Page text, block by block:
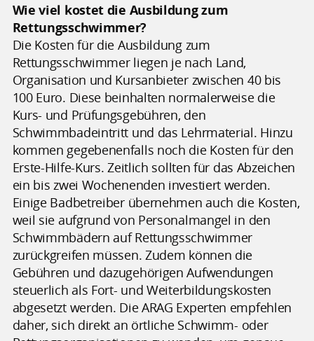
Wie viel kostet die Ausbildung zum
Rettungsschwimmer?
Die Kosten für die Ausbildung zum
Rettungsschwimmer liegen je nach Land,
Organisation und Kursanbieter zwischen 40 bis
100 Euro. Diese beinhalten normalerweise die
Kurs- und Prüfungsgebühren, den
Schwimmbadeintritt und das Lehrmaterial. Hinzu
kommen gegebenenfalls noch die Kosten für den
Erste-Hilfe-Kurs. Zeitlich sollten für das Abzeichen
ein bis zwei Wochenenden investiert werden.
Einige Badbetreiber übernehmen auch die Kosten,
weil sie aufgrund von Personalmangel in den
Schwimmbädern auf Rettungsschwimmer
zurückgreifen müssen. Zudem können die
Gebühren und dazugehörigen Aufwendungen
steuerlich als Fort- und Weiterbildungskosten
abgesetzt werden. Die ARAG Experten empfehlen
daher, sich direkt an örtliche Schwimm- oder